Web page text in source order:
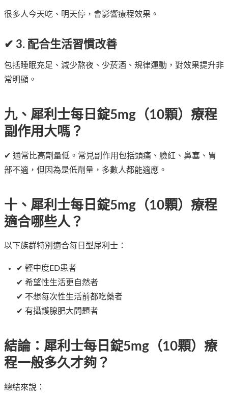
很多人今天吃、明天停，會影響療程效果。
✔ 3. 配合生活習慣改善
包括睡眠充足、減少熬夜、少菸酒、規律運動，對效果提升非
常明顯。
九、犀利士每日錠5mg（10顆）療程
副作用大嗎？
✔ 通常比高劑量低。常見副作用包括頭痛、臉紅、鼻塞、胃
部不適，但因為是低劑量，多數人都能適應。
十、犀利士每日錠5mg（10顆）療程
適合哪些人？
以下族群特別適合每日型犀利士：
✔ 輕中度ED患者
✔ 希望性生活更自然者
✔ 不想每次性生活前都吃藥者
✔ 有攝護腺肥大問題者
結論：犀利士每日錠5mg（10顆）療
程一般多久才夠？
總結來說：